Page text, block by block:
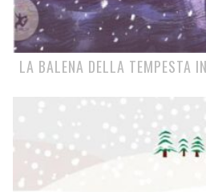
LA BALENA DELLA TEMPESTA